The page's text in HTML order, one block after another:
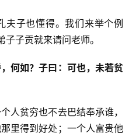
夫子也懂得。我们来举个例
子贡就来请问老师。
何如？子曰：可也，未若贫
人贫穷也不去巴结奉承谁，
里得到好处；一个人富贵他